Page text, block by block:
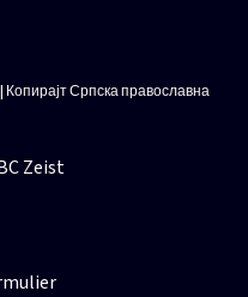
Српска православна
Zeist